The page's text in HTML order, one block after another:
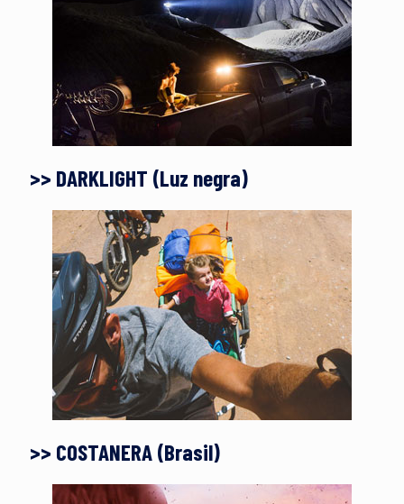
>> DARKLIGHT (Luz negra)
>> COSTANERA (Brasil)